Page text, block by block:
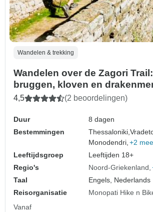
Wandelen & trekking
Wandelen over de Zagori
bruggen, kloven en
4,5 (2 beoordelingen)
Duur
8 dagen
Bestemmingen
Thessaloniki,
Monodendri, +2
Leeftijdsgroep
Leeftijden 18+
Regio's
Noord-Griekenland
Taal
Engels, Nederlands
Reisorganisatie
Monopati Hike n
Vanaf